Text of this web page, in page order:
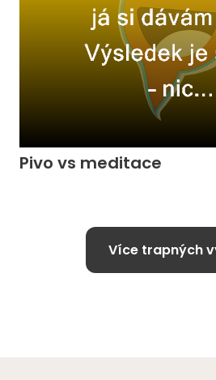
Pivo vs meditace
Více trapných